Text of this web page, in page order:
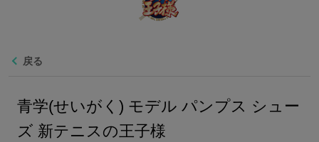
戻る
青学(せいがく) モデル パンプス シュー
ズ 新テニスの王子様